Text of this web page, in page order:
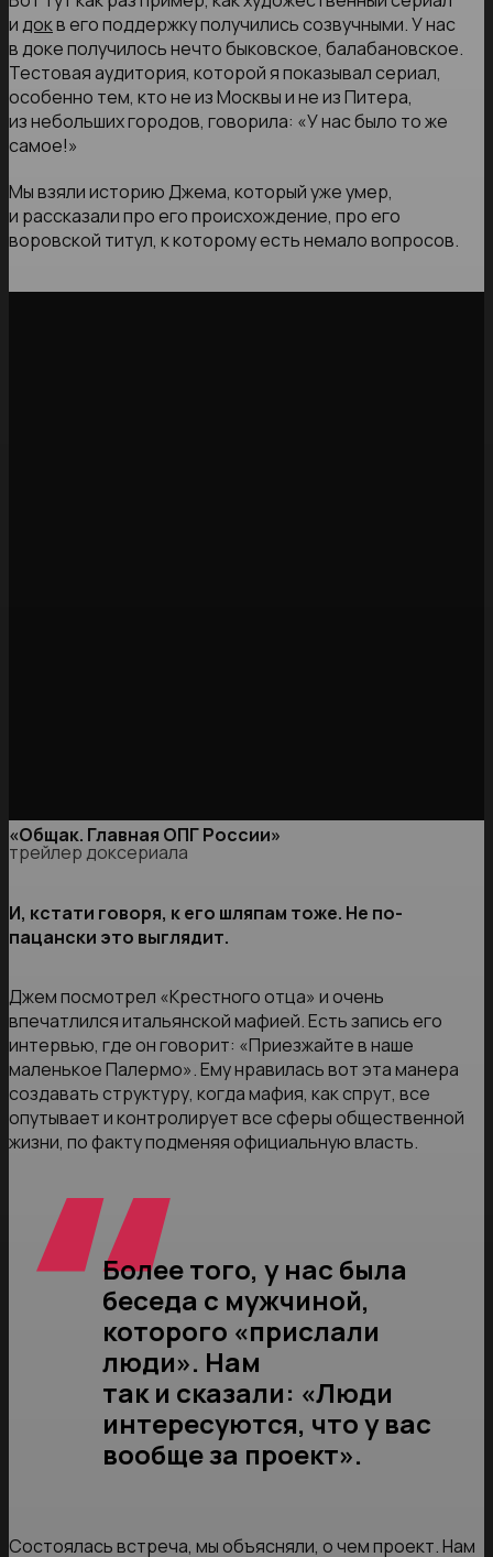
идокв его поддержку получились созвучными. У нас
в доке получилось нечто быковское, балабановское.
Тестовая аудитория, которой я показывал сериал,
особенно тем, кто не из Москвы и не из Питера,
из небольших городов, говорила: «У нас было то же
самое!»
Мы взяли историю Джема, который уже умер,
и рассказали про его происхождение, про его
воровской титул, к которому есть немало вопросов.
«Общак. Главная ОПГ России»
трейлер доксериала
И, кстати говоря, к его шляпам тоже. Не по-
пацански это выглядит.
Джем посмотрел «Крестного отца» и очень
впечатлился итальянской мафией. Есть запись его
интервью, где он говорит: «Приезжайте в наше
маленькое Палермо». Ему нравилась вот эта манера
создавать структуру, когда мафия, как спрут, все
опутывает и контролирует все сферы общественной
жизни, по факту подменяя официальную власть.
Более того, у нас была
беседа с мужчиной,
которого «прислали
люди». Нам
так и сказали: «Люди
интересуются, что у вас
вообще за проект».
Состоялась встреча, мы объясняли, о чем проект. Нам